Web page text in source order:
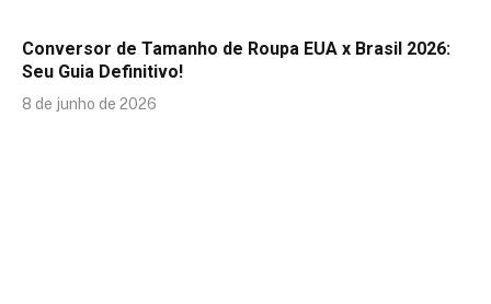
Conversor de Tamanho de Roupa EUA x Brasil 2026:
Seu Guia Definitivo!
8 de junho de 2026